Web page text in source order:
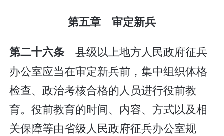
第五章 审定新兵
第二十六条 县级以上地方人民政府征兵
办公室应当在审定新兵前，集中组织体格
检查、政治考核合格的人员进行役前教
育。役前教育的时间、内容、方式以及相
关保障等由省级人民政府征兵办公室规